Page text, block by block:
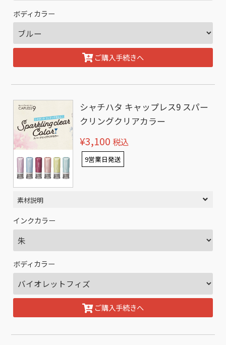
ボディカラー
ご購入手続きへ
シャチハタ キャップレス9 スパー
クリングクリアカラー
¥3,100 税込
9営業日発送
素材説明
インクカラー
ボディカラー
ご購入手続きへ